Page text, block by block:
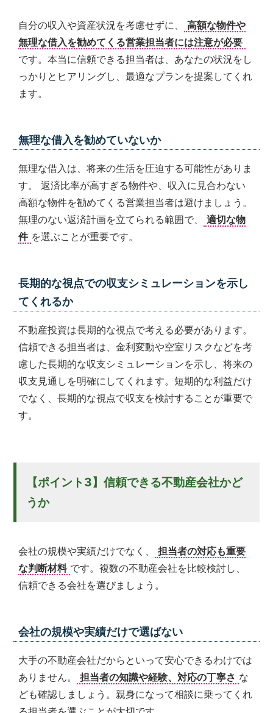
自分の収入や資産状況を考慮せずに、
高額な物件や
無理な借入を勧めてくる営業担当者には注意が必要
です。本当に信頼できる担当者は、あなたの状況をし
っかりとヒアリングし、最適なプランを提案してくれ
ます。
無理な借入を勧めていないか
無理な借入は、将来の生活を圧迫する可能性がありま
す。 返済比率が高すぎる物件や、収入に見合わない
高額な物件を勧めてくる営業担当者は避けましょう。
無理のない返済計画を立てられる範囲で、
適切な物
件 を選ぶことが重要です。
長期的な視点での収支シミュレーションを示し
てくれるか
不動産投資は長期的な視点で考える必要があります。
信頼できる担当者は、金利変動や空室リスクなどを考
慮した長期的な収支シミュレーションを示し、将来の
収支見通しを明確にしてくれます。短期的な利益だけ
でなく、長期的な視点で収支を検討することが重要で
す。
【ポイント3】信頼できる不動産会社かど
うか
会社の規模や実績だけでなく、
担当者の対応も重要
な判断材料 です。複数の不動産会社を比較検討し、
信頼できる会社を選びましょう。
会社の規模や実績だけで選ばない
大手の不動産会社だからといって安心できるわけでは
ありません。
担当者の知識や経験、対応の丁寧さ な
ども確認しましょう。親身になって相談に乗ってくれ